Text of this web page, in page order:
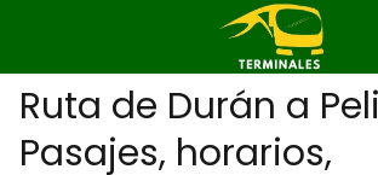
Ruta de Durán a
Pasajes, horarios,